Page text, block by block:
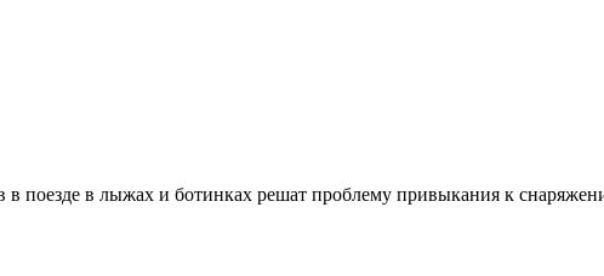
поезде в лыжах и ботинках решат проблему привыкания к